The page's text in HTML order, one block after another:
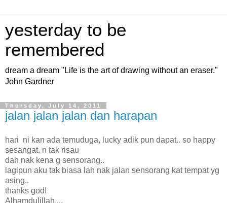
yesterday to be
remembered
dream a dream "Life is the art of drawing without an eraser."
John Gardner
Thursday, July 14, 2011
jalan jalan jalan dan harapan
hari ni kan ada temuduga, lucky adik pun dapat.. so happy
sesangat. n tak risau
dah nak kena g sensorang..
lagipun aku tak biasa lah nak jalan sensorang kat tempat yg
asing..
thanks god!
Alhamdulillah....